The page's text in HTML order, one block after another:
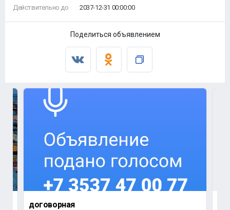
Действительно до
2037-12-31 00:00:00
Поделиться объявлением
договорная